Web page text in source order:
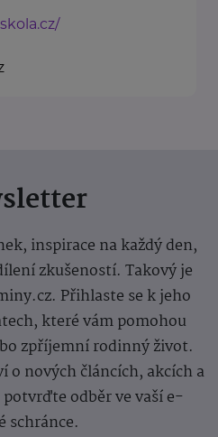
inspirace na každý den,
zkušeností. Takový je
Přihlaste se k jeho
které vám pomohou
zpříjemní rodinný život.
o nových článcích, akcích a
odběr ve vaší e-
schránce.